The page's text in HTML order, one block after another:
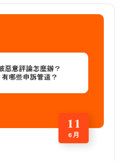
11
6 月